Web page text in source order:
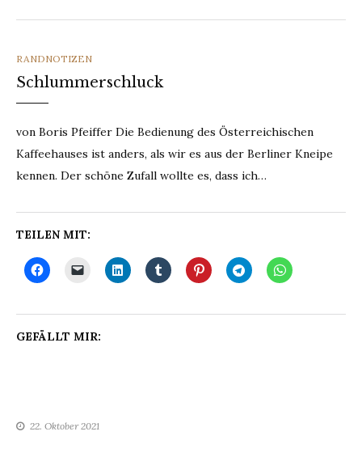
CATEGORIES
RANDNOTIZEN
Schlummerschluck
von Boris Pfeiffer Die Bedienung des Österreichischen
Kaffeehauses ist anders, als wir es aus der Berliner Kneipe
kennen. Der schöne Zufall wollte es, dass ich…
TEILEN MIT:
GEFÄLLT MIR:
22. Oktober 2021